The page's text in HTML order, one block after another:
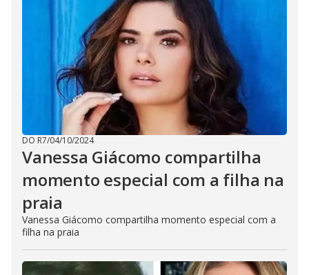
DO R7/04/10/2024
Vanessa Giácomo compartilha
momento especial com a filha na
praia
Vanessa Giácomo compartilha momento especial com a
filha na praia